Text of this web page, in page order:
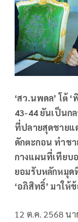
‘สว.นพดล’ โต้
43-44 ยันเป็นก
ที่ปลายสุดชายแ
ดักตะกอน ทำช
กางแผนที่เทียบ
ยอมรับหลักหมุด
‘อภิสิทธิ์’ มาให้
12 ต.ค. 2568 น